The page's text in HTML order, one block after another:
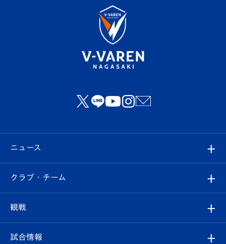
ニュース
すべて
クラブ
クラブ・チーム
観戦
観戦ルール
試合情報